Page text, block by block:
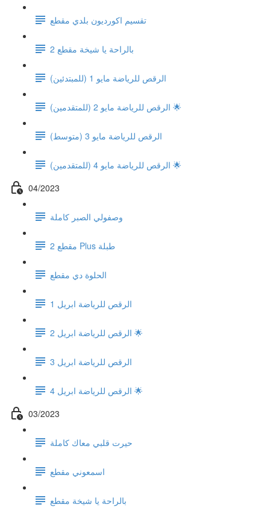
تقسيم اكورديون بلدي مقطع
بالراحة يا شيخة مقطع 2
الرقص للرياضة مايو 1 (للمبتدئين)
الرقص للرياضة مايو 2 (للمتقدمين) 🌟
الرقص للرياضة مايو 3 (متوسط)
الرقص للرياضة مايو 4 (للمتقدمين) 🌟
04/2023
وصفولي الصبر كاملة
مقطع 2 Plus طبلة
الحلوة دي مقطع
الرقص للرياضة ابريل 1
الرقص للرياضة ابريل 2 🌟
الرقص للرياضة ابريل 3
الرقص للرياضة ابريل 4 🌟
03/2023
حيرت قلبي معاك كاملة
اسمعوني مقطع
بالراحة يا شيخة مقطع